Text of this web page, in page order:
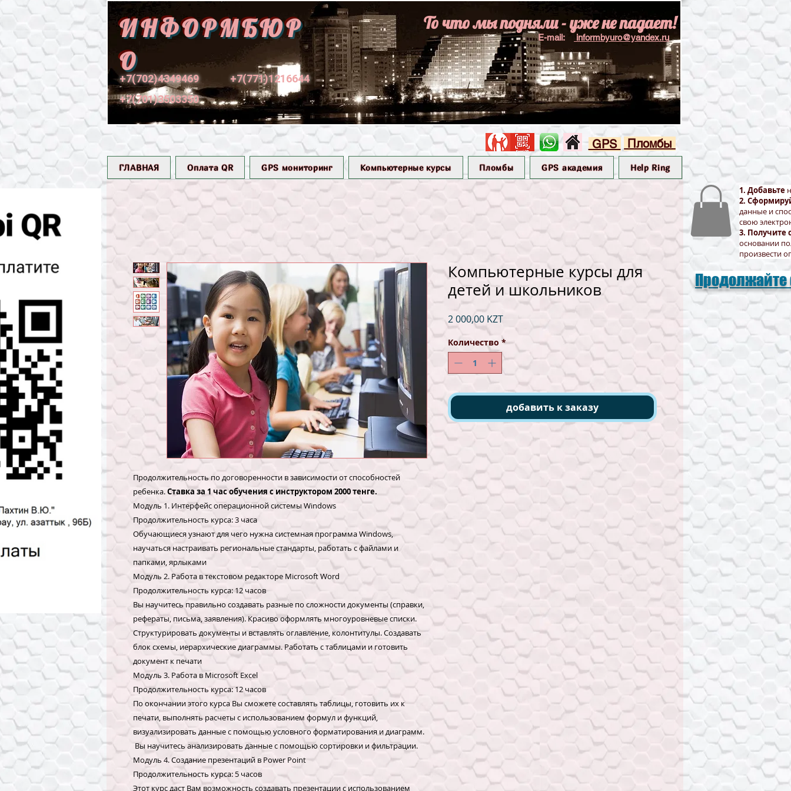
ИНФОРМБЮР
О
+7(701)3503350
E-mail: informbyuro@yandex.ru
То что мы подняли - уже не падает!
+7(702)4349469 +7(771)1216644
GPS Пломбы
ГЛАВНАЯ Оплата QR GPS мониторинг Компьютерные курсы Пломбы GPS академия Help Ring
Продолжительность по договоренности в зависимости от способностей
ребенка.Ставка за 1 час обучения с инструктором 2000 тенге.
Модуль 1. Интерфейс операционной системы Windows
Продолжительность курса: 3 часа
Обучающиеся узнают для чего нужна системная программа Windows,
научаться настраивать региональные стандарты, работать с файлами и
папками, ярлыками
Модуль 2. Работа в текстовом редакторе Microsoft Word
Продолжительность курса: 12 часов
Вы научитесь правильно создавать разные по сложности документы (справки,
рефераты, письма, заявления). Красиво оформлять многоуровневые списки.
Структурировать документы и вставлять оглавление, колонтитулы. Создавать
блок схемы, иерархические диаграммы. Работать с таблицами и готовить
документ к печати
Модуль 3. Работа в Microsoft Excel
Продолжительность курса: 12 часов
По окончании этого курса Вы сможете составлять таблицы, готовить их к
печати, выполнять расчеты с использованием формул и функций,
визуализировать данные с помощью условного форматирования и диаграмм.
Вы научитесь анализировать данные с помощью сортировки и фильтрации.
Модуль 4. Создание презентаций в Power Point
Продолжительность курса: 5 часов
Этот курс даст Вам возможность создавать презентации с использованием
Компьютерные курсы для
детей и школьников
2 000,00 KZTЦена
Количество *
добавить к заказу
1. Добавьте
2.
данные и
свою
3. Получите
основании
произвести